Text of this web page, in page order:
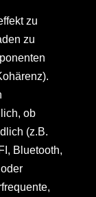
zu
zu
ob
(z.B.
Bluetooth,